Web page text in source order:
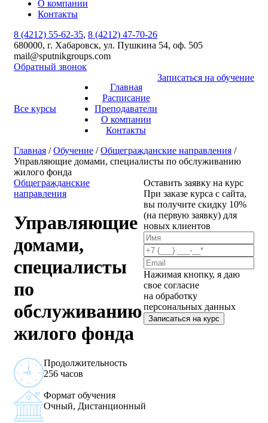
О компании
Контакты
8 (4212) 55-62-35, 8 (4212) 47-70-26
680000, г. Хабаровск, ул. Пушкина 54, оф. 505
mail@sputnikgroups.com
Обратный звонок
Все курсы
Главная
Расписание
Преподаватели
О компании
Контакты
Записаться на обучение
Главная /Обучение /Общегражданские направления /
Управляющие домами, специалисты по обслуживанию
жилого фонда
Общегражданские
направления
Управляющие
домами,
специалисты
по
обслуживанию
жилого фонда
Оставить заявку на курс
При заказе курса с сайта,
вы получите скидку 10%
(на первую заявку) для
новых клиентов
Нажимая кнопку, я даю
свое согласие
на обработку
персональных данных
Записаться на курс
Продолжительность
256 часов
Формат обучения
Очный, Дистанционный